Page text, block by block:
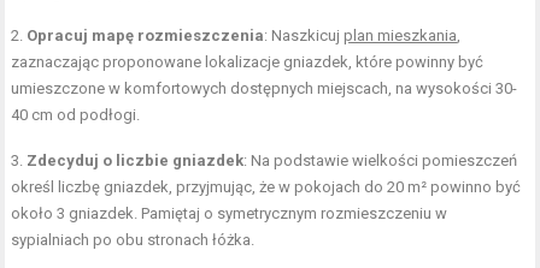
2. Opracuj mapę rozmieszczenia: Naszkicuj plan mieszkania
zaznaczając proponowane lokalizacje gniazdek, które powinny być
umieszczone w komfortowych dostępnych miejscach, na wysokości 30-
40 cm od podłogi.
3. Zdecyduj o liczbie gniazdek: Na podstawie wielkości pomieszczeń
określ liczbę gniazdek, przyjmując, że w pokojach do 20 m² powinno być
około 3 gniazdek. Pamiętaj o symetrycznym rozmieszczeniu w
sypialniach po obu stronach łóżka.